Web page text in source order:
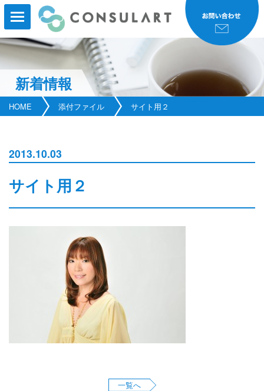
新着情報
HOME 添付ファイル サイト用２
2013.10.03
サイト用２
一覧へ
HOME
事業実績
コンサルタント紹介
会社案内
サイトマップ
プライバシーポリシー